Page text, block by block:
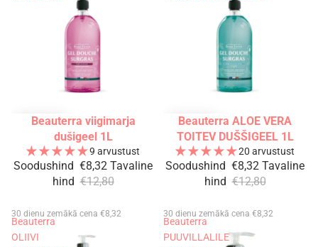
-35%Beauterra viigimarja
dušigeel 1L
9 arvustust
Soodushind €8,32 Tavaline
hind €12,80
30 dienu zemākā cena €8,32
-35%Beauterra ALOE VERA
TOITEV DUŠŠIGEEL 1L
20 arvustust
Soodushind €8,32 Tavaline
hind €12,80
30 dienu zemākā cena €8,32
Beauterra
OLIIVI
Beauterra
PUUVILLALILE